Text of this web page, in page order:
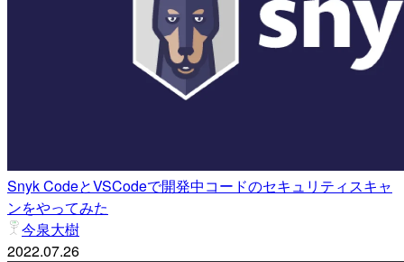
Snyk CodeとVSCodeで開発中コードのセキュリティスキャ
ンをやってみた
今泉大樹
2022.07.26